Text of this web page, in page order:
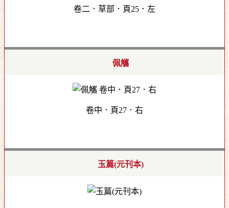
卷二．草部．頁25．左
佩觿
卷中．頁27．右
玉篇(元刊本)